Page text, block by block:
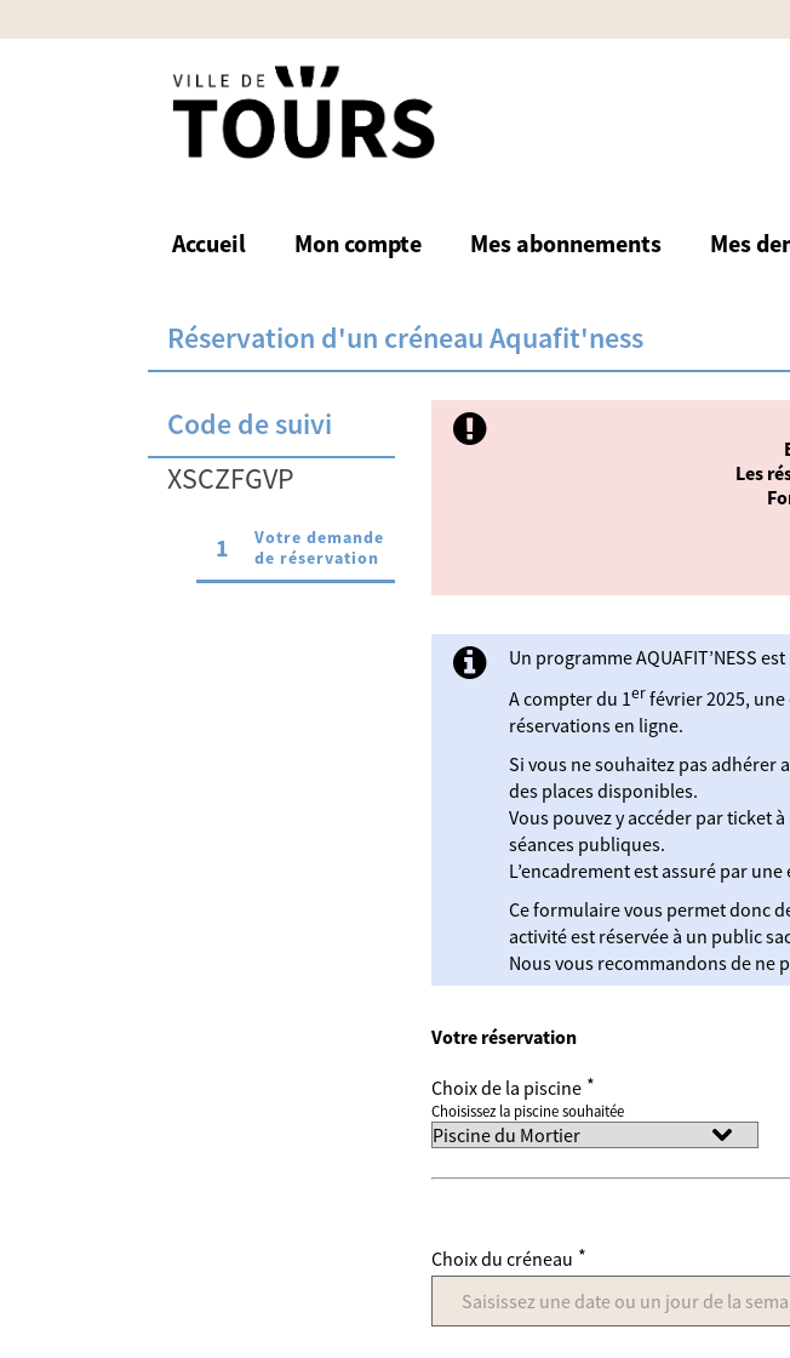
Accueil Mon compte Mes abonnements Mes
Réservation d'un créneau Aquafit'ness
Code de suivi
XSCZFGVP
1
Votre demande
de réservation(étape courante)
Les
Un programme AQUAFIT’NESS
A compter du 1erfévrier 2025, une
réservations en ligne.
Si vous ne souhaitez pas adhérer
des places disponibles.
Vous pouvez y accéder par ticket
séances publiques.
L’encadrement est assuré par
Ce formulaire vous permet donc
activité est réservée à un public
Nous vous recommandons de ne
Votre réservation
Choix de la piscine *
Choisissez la piscine souhaitée
Choix du créneau *
Saisissez une date ou un jour de la